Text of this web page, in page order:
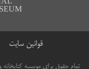
قوانین سایت
تمام حقوق برای موسسه